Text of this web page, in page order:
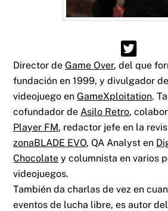
Director deGame Over, del que
fundación en 1999, y divulgador
videojuego enGameXploitation.
cofundador de Asilo Retro,
Player FM, redactor jefe en la
zonaBLADE EVO, QA Analyst en
Chocolate y columnista en varios
videojuegos.
También da charlas de vez en
eventos de lucha libre, es autor